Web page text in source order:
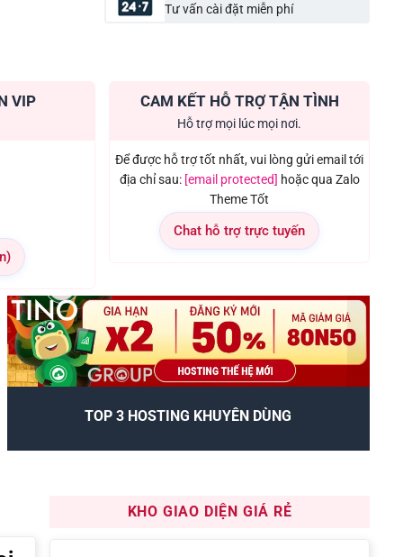
Tư vấn cài đặt miễn phí
VIP CAM KẾT HỖ TRỢ TẬN TÌNH
Hỗ trợ mọi lúc mọi nơi.
Để được hỗ trợ tốt nhất, vui lòng gửi email tới
địa chỉ sau: [email protected] hoặc qua Zalo
Theme Tốt
Chat hỗ trợ trực tuyến
TOP 3 HOSTING KHUYÊN DÙNG
KHO GIAO DIỆN GIÁ RẺ